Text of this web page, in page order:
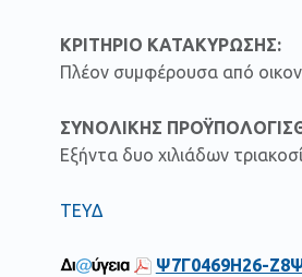
ΚΡΙΤΗΡΙΟ ΚΑΤΑΚΥΡΩΣΗΣ:
Πλέον συμφέρουσα από
ΣΥΝΟΛΙΚΗΣ
Εξήντα δυο χιλιάδων
ΤΕΥΔ
Ψ7Γ0469Η26-